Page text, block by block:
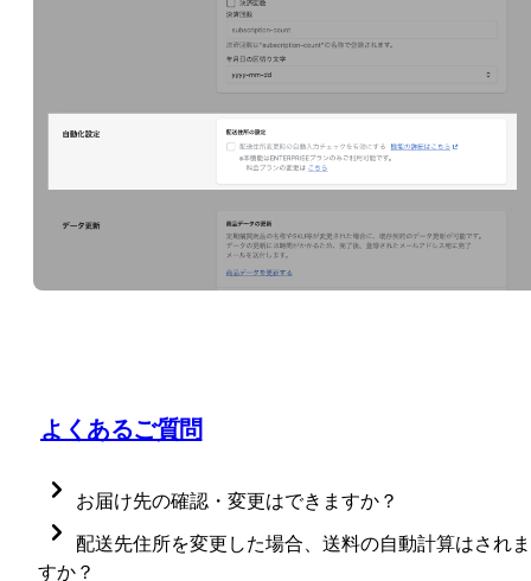
よくあるご質問
お届け先の確認・変更はできますか？
お届け先の確認・変更は、顧客マイページ、店舗管理
画面どちらからも可能です。
配送先住所を変更した場合、送料の自動計算はされま
すか？